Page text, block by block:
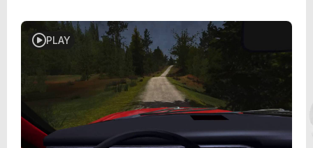
PLAY